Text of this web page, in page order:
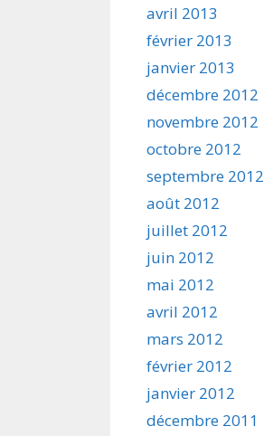
avril 2013
février 2013
janvier 2013
décembre 2012
novembre 2012
octobre 2012
septembre 2012
août 2012
juillet 2012
juin 2012
mai 2012
avril 2012
mars 2012
février 2012
janvier 2012
décembre 2011